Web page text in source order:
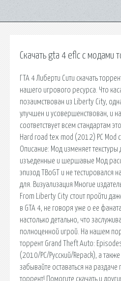
Скачать gta 4 eflc с модами
ГТА 4 Либерти Сити скачать
нашего игрового ресурса. Что
позаимствован из Liberty City,
улучшен и усовершенствован, и
соответствует всем стандартам
Hard road tex mod (2012) PC Mod
Описание: Мод изменяет
изъеденные и шершавые Мод
эпизод TBoGT и не тестировался
для. Визуализация Многие
From Liberty City стоит пройти
в GTA 4, не говоря уже о ее
настолько детально, что
полноценной игрой. На нашем
торрент Grand Theft Auto:
(2010/PC/Русский/Repack), а
забывайте оставаться на раздаче
торрент! Помогите скачать и